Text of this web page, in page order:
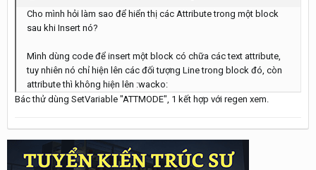
Cho mình hỏi làm sao để hiển thị các Attribute trong một block
sau khi Insert nó?
Mình dùng code để insert một block có chữa các text attribute,
tuy nhiên nó chỉ hiện lên các đối tượng Line trong block đó, còn
attribute thì không hiện lên :wacko:
Bác thử dùng SetVariable "ATTMODE", 1 kết hợp với regen xem.